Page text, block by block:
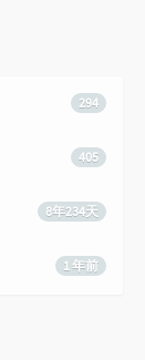
294
405
8年234天
1 年前